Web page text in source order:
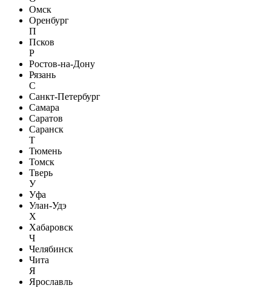
Омск
Оренбург
П
Псков
Р
Ростов-на-Дону
Рязань
С
Санкт-Петербург
Самара
Саратов
Саранск
Т
Тюмень
Томск
Тверь
У
Уфа
Улан-Удэ
Х
Хабаровск
Ч
Челябинск
Чита
Я
Ярославль